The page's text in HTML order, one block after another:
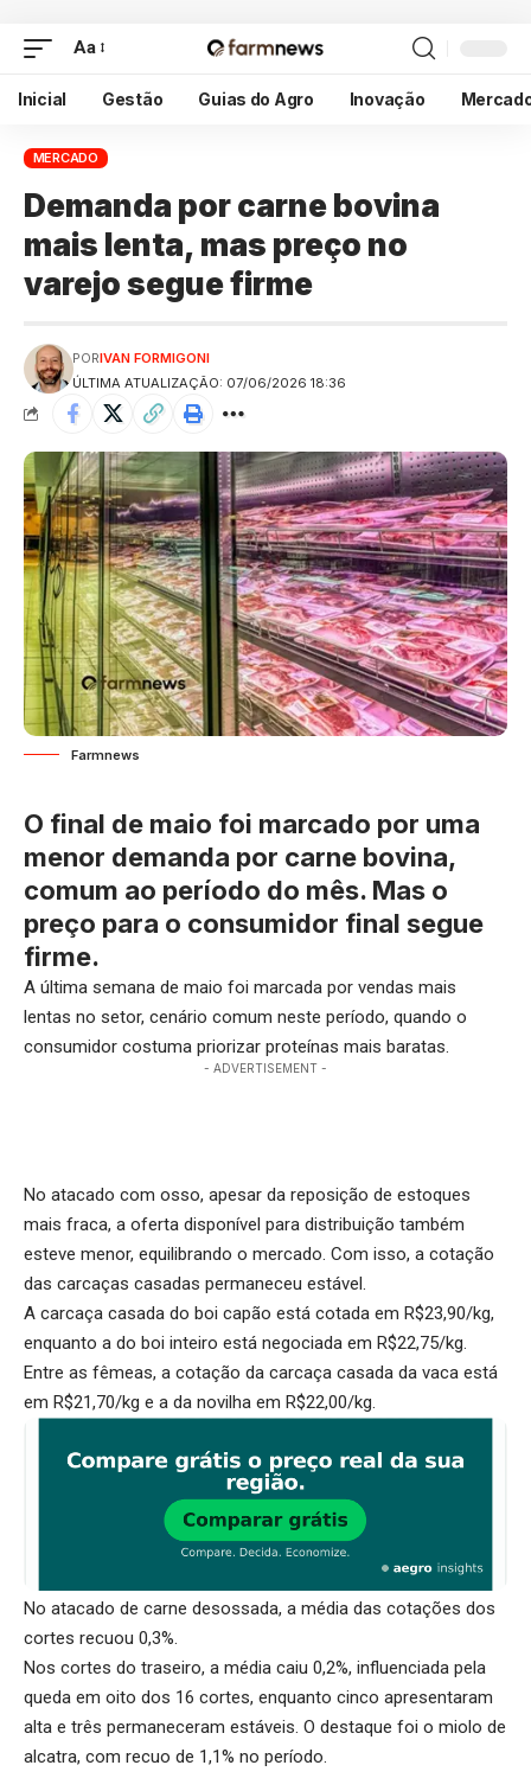
Aa
Inicial Gestão Guias do Agro Inovação
MERCADO
Demanda por carne bovina
mais lenta, mas preço no
varejo segue firme
ÚLTIMA ATUALIZAÇÃO: 07/06/2026 18:36
PORIVAN FORMIGONI
Farmnews
O final de maio foi marcado por uma
menor demanda por carne bovina,
comum ao período do mês. Mas o
preço para o consumidor final segue
firme.
A última semana de maio foi marcada por vendas mais
lentas no setor, cenário comum neste período, quando o
consumidor costuma priorizar proteínas mais baratas.
- ADVERTISEMENT -
No atacado com osso, apesar da reposição de estoques
mais fraca, a oferta disponível para distribuição também
esteve menor, equilibrando o mercado. Com isso, a cotação
das carcaças casadas permaneceu estável.
A carcaça casada do boi capão está cotada em R$23,90/kg,
enquanto a do boi inteiro está negociada em R$22,75/kg.
Entre as fêmeas, a cotação da carcaça casada da vaca está
em R$21,70/kg e a da novilha em R$22,00/kg.
No atacado de carne desossada, a média das cotações dos
cortes recuou 0,3%.
Nos cortes do traseiro, a média caiu 0,2%, influenciada pela
queda em oito dos 16 cortes, enquanto cinco apresentaram
alta e três permaneceram estáveis. O destaque foi o miolo de
alcatra, com recuo de 1,1% no período.